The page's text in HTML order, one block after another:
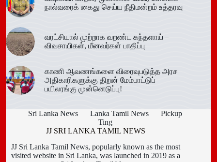
நால்வரைக் கைது செய்ய நீதிமன்றம் உத்தரவு
வரட்சியால் முற்றாக வறண்ட கந்தளாய் –
விவசாயிகள், மீனவர்கள் பாதிப்பு
காணி ஆவணங்களை விரைவுபடுத்த அரச
அதிகாரிகளுக்கு திறன் மேம்பாட்டுப்
பயிலரங்கு முன்னெடுப்பு!
Sri Lanka News Lanka Tamil News
Pickup
Ting
JJ SRI LANKA TAMIL NEWS
JJ Sri Lanka Tamil News, popularly known as the most
visited website in Sri Lanka, was launched in 2019 as a